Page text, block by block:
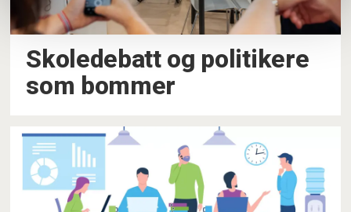
Skoledebatt og politikere
som bommer